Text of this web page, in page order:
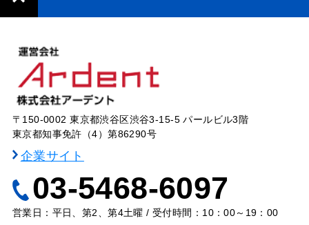
〒150-0002 東京都渋谷区渋谷3-15-5 パールビル3階
東京都知事免許（4）第86290号
企業サイト
03-5468-6097
営業日：平日、第2、第4土曜 / 受付時間：10：00～19：00